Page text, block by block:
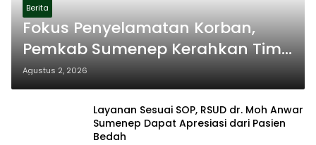
Berita
Fokus Penyelamatan Korban,
Pemkab Sumenep Kerahkan Tim
Medis dan Ambulans ke
Pelabuhan Kalianget
Agustus 2, 2026
Layanan Sesuai SOP, RSUD dr. Moh Anwar
Sumenep Dapat Apresiasi dari Pasien
Bedah